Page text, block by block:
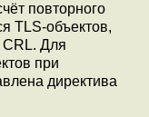
повторного
TLS-объектов,
CRL. Для
при
директива